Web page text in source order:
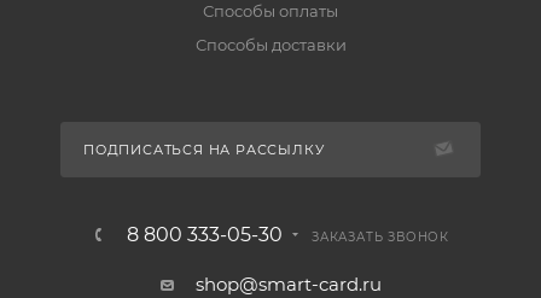
Способы оплаты
Способы доставки
ПОДПИСАТЬСЯ НА РАССЫЛКУ
8 800 333-05-30 ЗАКАЗАТЬ ЗВОНОК
shop@smart-card.ru